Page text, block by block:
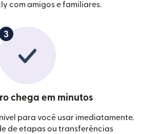
com amigos e familiares.
chega em minutos
para você usar imediatamente.
de etapas ou transferências